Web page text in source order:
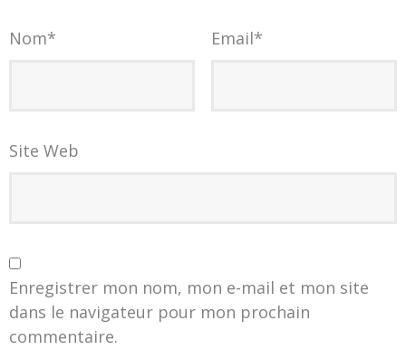
Nom* Email*
Site Web
Enregistrer mon nom, mon e-mail et mon site
dans le navigateur pour mon prochain
commentaire.